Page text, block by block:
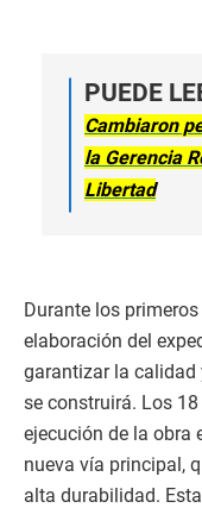
PUEDE
Cambiaron
la Gerencia
Libertad
Durante los
elaboración del
garantizar la calidad
se construirá. Los
ejecución de la obra
nueva vía principal,
alta durabilidad.